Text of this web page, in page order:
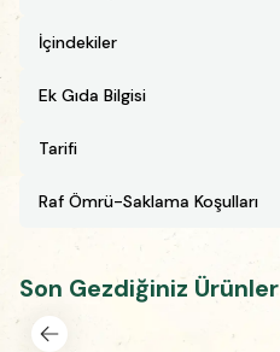
İçindekiler
Ek Gıda Bilgisi
Tarifi
Raf Ömrü-Saklama Koşulları
Son Gezdiğiniz Ürünler